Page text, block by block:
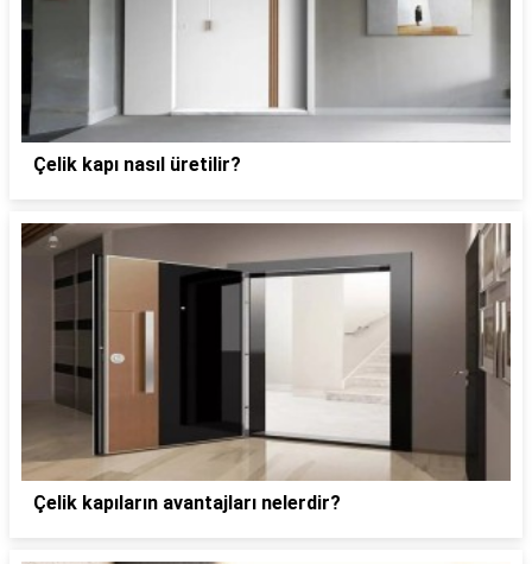
Çelik kapı nasıl üretilir?
Çelik kapıların avantajları nelerdir?